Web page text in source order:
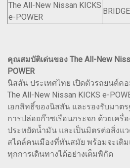
The All-New Nissan KICKS
e-POWER
คุณสมบัติเด่นของ The All-New
POWER
นิสสัน ประเทศไทย เปิดตัวรถยนต์ค
The All-New Nissan KICKS e-
เอกสิทธิ์ของนิสสัน และรองรับมาตร
การปล่อยก๊าซเรือนกระจก ด้วยเค
ประหยัดน้ำมัน และเป็นมิตรต่อสิ่งแ
สไตล์คนเมืองที่ทันสมัย พร้อมจะเติ
ทุกการเดินทางได้อย่างเต็มพิกัด